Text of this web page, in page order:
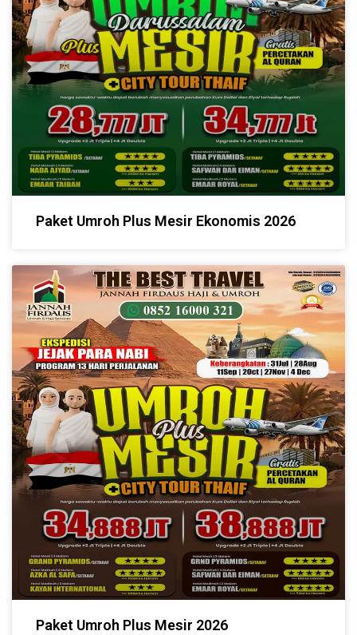
Paket Umroh Plus Mesir Ekonomis 2026
Paket Umroh Plus Mesir 2026